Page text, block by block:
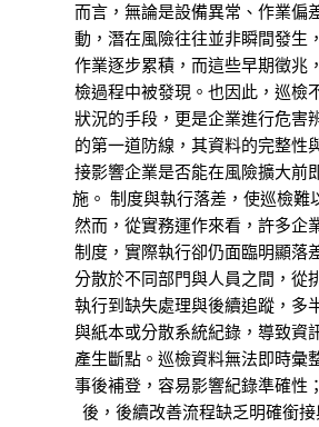
而言，無論是設備異常、作業偏
動，潛在風險往往並非瞬間發生
作業逐步累積，而這些早期徵兆
檢過程中被發現。也因此，巡檢
狀況的手段，更是企業進行危害
的第一道防線，其資料的完整性
接影響企業是否能在風險擴大前
施。 制度與執行落差，使巡檢難
然而，從實務運作來看，許多企
制度，實際執行卻仍面臨明顯落
分散於不同部門與人員之間，從
執行到缺失處理與後續追蹤，多
與紙本或分散系統紀錄，導致資
產生斷點。巡檢資料無法即時彙
事後補登，容易影響紀錄準確性
後，後續改善流程缺乏明確銜